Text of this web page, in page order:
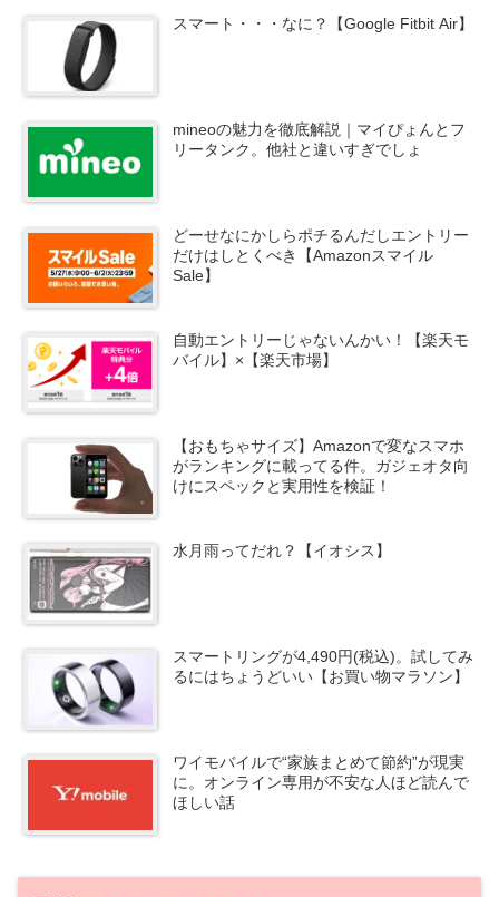
スマート・・・なに？【Google Fitbit Air】
mineoの魅力を徹底解説｜マイぴょんとフ
リータンク。他社と違いすぎでしょ
どーせなにかしらポチるんだしエントリー
だけはしとくべき【Amazonスマイル
Sale】
自動エントリーじゃないんかい！【楽天モ
バイル】×【楽天市場】
【おもちゃサイズ】Amazonで変なスマホ
がランキングに載ってる件。ガジェオタ向
けにスペックと実用性を検証！
水月雨ってだれ？【イオシス】
スマートリングが4,490円(税込)。試してみ
るにはちょうどいい【お買い物マラソン】
ワイモバイルで“家族まとめて節約”が現実
に。オンライン専用が不安な人ほど読んで
ほしい話